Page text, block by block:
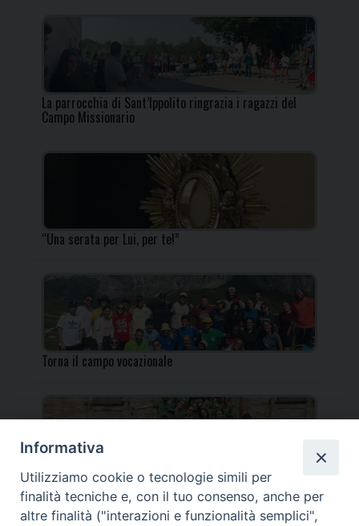
La parrocchia di Sant’Ippolito ringrazia i ragazzi del
Campo Missionario
“Una serata per Lui, per te!”
Torna il campo vocazionale
Torna il Campo Missionario Diocesano
Informativa
Utilizziamo cookie o tecnologie simili per
finalità tecniche e, con il tuo consenso, anche per
altre finalità ("interazioni e funzionalità semplici",